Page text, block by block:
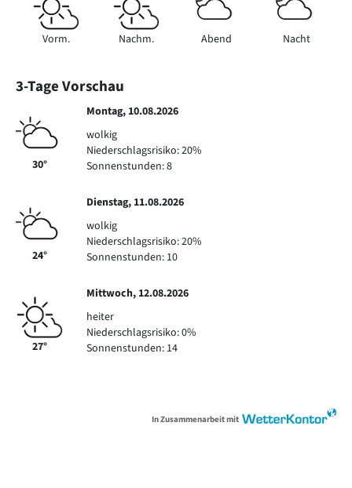
Vorm. Nachm. Abend Nacht
3-Tage Vorschau
30°
Montag, 10.08.2026
wolkig
Niederschlagsrisiko: 20%
Sonnenstunden: 8
24°
Dienstag, 11.08.2026
wolkig
Niederschlagsrisiko: 20%
Sonnenstunden: 10
27°
Mittwoch, 12.08.2026
heiter
Niederschlagsrisiko: 0%
Sonnenstunden: 14
In Zusammenarbeit mit